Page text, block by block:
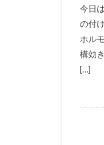
今日
の付
ホル
構効
[…]